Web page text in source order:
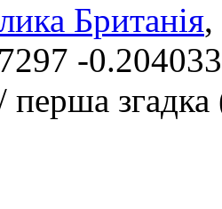
Британія,
-0.204033
перша